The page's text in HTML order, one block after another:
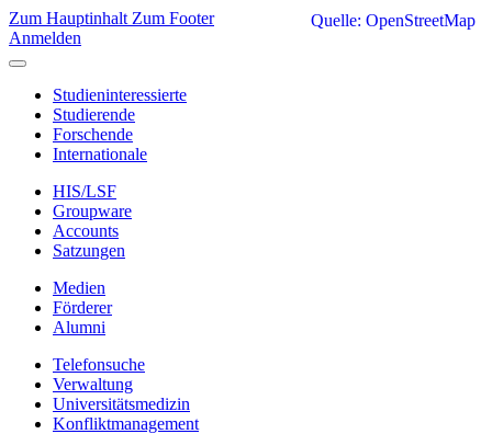
Zum Hauptinhalt Zum Footer
Anmelden
Studieninteressierte
Studierende
Forschende
Internationale
HIS/LSF
Groupware
Accounts
Satzungen
Medien
Förderer
Alumni
Telefonsuche
Verwaltung
Universitätsmedizin
Konfliktmanagement
Quelle: OpenStreetMap